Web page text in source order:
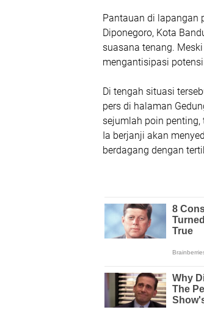
Pantauan di lapangan
Diponegoro, Kota
suasana tenang.
mengantisipasi
Di tengah situasi
pers di halaman
sejumlah poin penting,
Ia berjanji akan
berdagang dengan